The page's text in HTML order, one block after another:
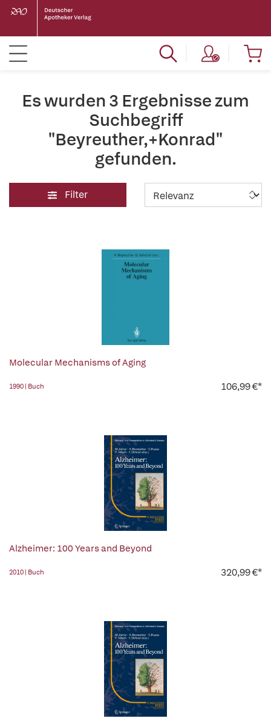
Es wurden 3 Ergebnisse zum
Suchbegriff
"Beyreuther,+Konrad"
gefunden.
Filter
Molecular Mechanisms of Aging
1990 | Buch 106,99 €*
Alzheimer: 100 Years and Beyond
2010 | Buch 320,99 €*